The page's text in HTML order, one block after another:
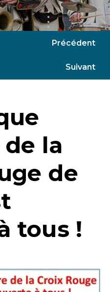
Précédent
Suivant
la
de
tous !